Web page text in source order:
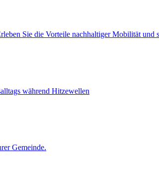
Sie die Vorteile nachhaltiger Mobilität und
während Hitzewellen
Gemeinde.